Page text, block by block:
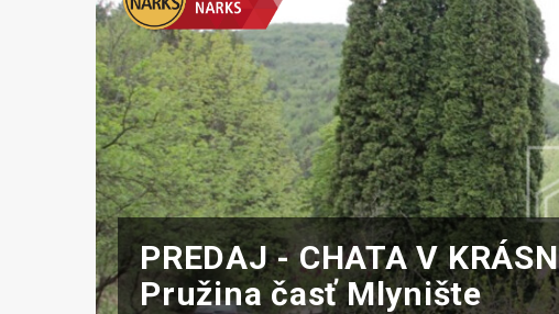
PREDAJ - CHATA V
Pružina časť Mlynište